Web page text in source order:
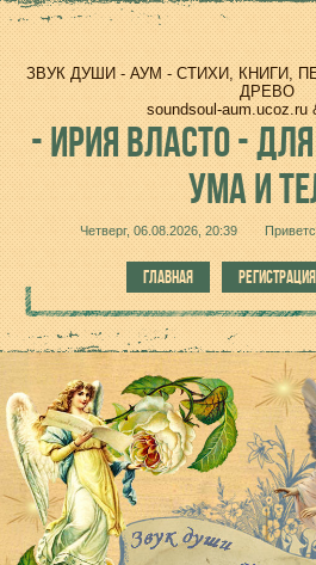
ЗВУК ДУШИ - АУМ - СТИХИ, КНИГИ,
ДРЕВО
soundsoul-aum.ucoz.ru
-ИРИЯ ВЛАСТО -
УМА И
Четверг, 06.08.2026, 20:39
ГЛАВНАЯ РЕГИСТРАЦИЯ